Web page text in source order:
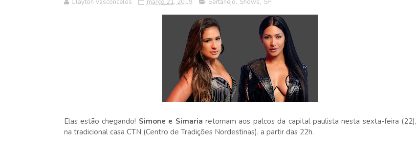
Clayton Vasconcelos março 21, 2019 Sertanejo, Shows, SP
Elas estão chegando! Simone e Simaria retornam aos palcos da capital paulista nesta sexta-feira (22),
na tradicional casa CTN (Centro de Tradições Nordestinas), a partir das 22h.